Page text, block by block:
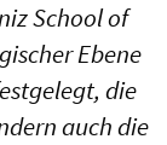
School of
Ebene
die
auch die